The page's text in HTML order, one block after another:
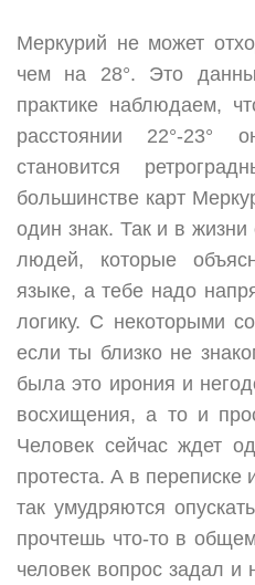
Меркурий не может
чем на 28°. Это
практике наблюдаем,
расстоянии 22°-23°
становится
большинстве карт
один знак. Так и в жизни
людей, которые
языке, а тебе надо
логику. С некоторыми
если ты близко не
была это ирония и
восхищения, а то и
Человек сейчас ждет
протеста. А в
так умудряются
прочтешь что-то в
человек вопрос задал и